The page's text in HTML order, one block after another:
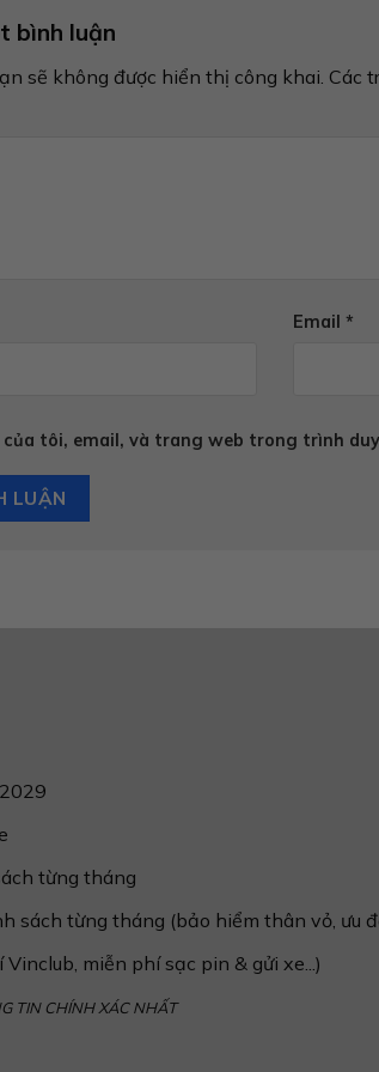
bình luận
sẽ không được hiển thị công khai. Các
Email *
của tôi, email, và trang web trong trình
từng tháng
sách từng tháng (bảo hiểm thân vỏ, ưu
miễn phí sạc pin & gửi xe...)
TIN CHÍNH XÁC NHẤT